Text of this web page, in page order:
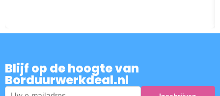
Blijf op de hoogte van
Borduurwerkdeal.nl